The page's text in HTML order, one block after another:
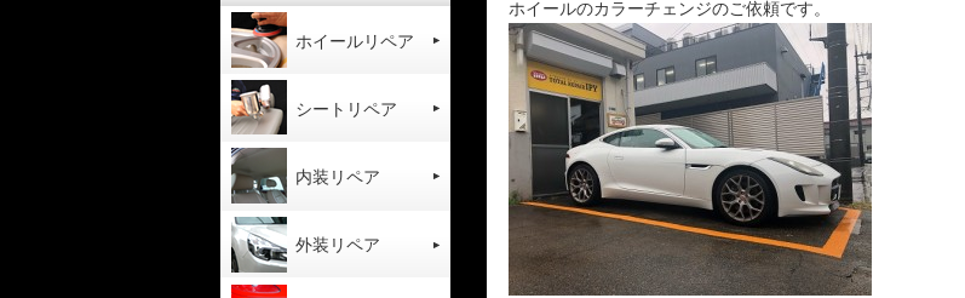
ホイールのカラーチェンジのご依頼です。
ホイールリペア
シートリペア
内装リペア
外装リペア